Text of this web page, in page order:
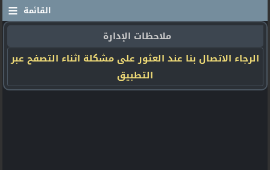
≡ القائمة
ملاحظات الإدارة
الرجاء الاتصال بنا عند العثور على مشكلة اثناء التصفح عبر
التطبيق